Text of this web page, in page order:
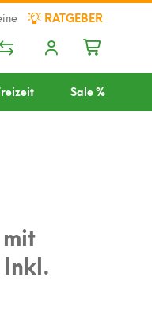
RATGEBER
Sale %